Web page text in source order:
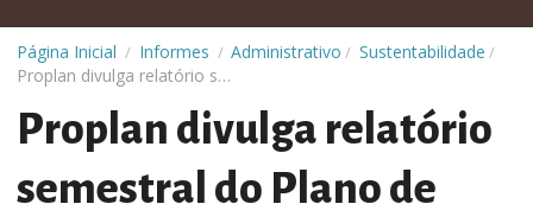
Página Inicial / Informes / Administrativo / Sustentabilidade /
Proplan divulga relatório semestral do Plano de Logística Sustentável 2020.1
Proplan divulga relatório
semestral do Plano de